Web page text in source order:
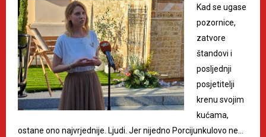
Kad se ugase
pozornice,
zatvore
štandovi i
posljednji
posjetitelji
krenu svojim
kućama,
ostane ono najvrjednije. Ljudi. Jer nijedno Porcijunkulovo ne…